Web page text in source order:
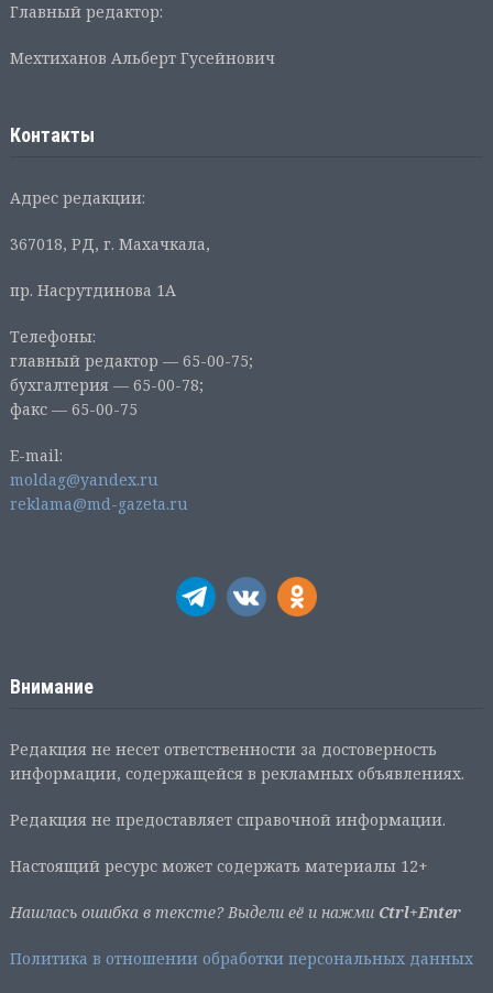
Главный редактор:
Мехтиханов Альберт Гусейнович
Контакты
Адрес редакции:
367018, РД, г. Махачкала,
пр. Насрутдинова 1А
Телефоны:
главный редактор — 65-00-75;
бухгалтерия — 65-00-78;
факс — 65-00-75
E-mail:
moldag@yandex.ru
reklama@md-gazeta.ru
Внимание
Редакция не несет ответственности за достоверность
информации, содержащейся в рекламных объявлениях.
Редакция не предоставляет справочной информации.
Настоящий ресурс может содержать материалы 12+
Нашлась ошибка в тексте? Выдели её и нажми Ctrl+Enter
Политика в отношении обработки персональных данных